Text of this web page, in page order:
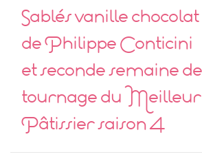
Sablés vanille chocolat
de Philippe Conticini
et seconde semaine de
tournage du Meilleur
Pâtissier saison 4